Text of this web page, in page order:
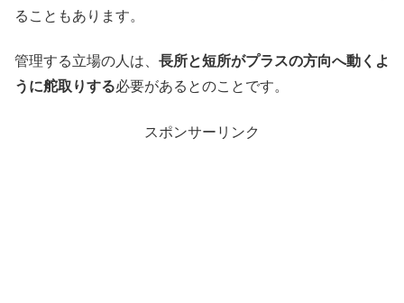
ることもあります。
管理する立場の人は、 長所と短所がプラスの方向へ動くよ
うに舵取りする必要があるとのことです。
スポンサーリンク